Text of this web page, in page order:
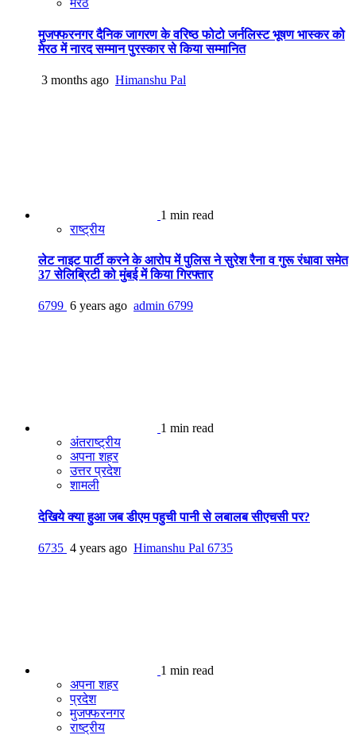
मेरठ
मुजफ्फरनगर दैनिक जागरण के वरिष्ठ फोटो जर्नलिस्ट भूषण भास्कर को
मेरठ में नारद सम्मान पुरस्कार से किया सम्मानित
3 months ago Himanshu Pal
1 min read
राष्ट्रीय
लेट नाइट पार्टी करने के आरोप में पुलिस ने सुरेश रैना व गुरू रंधावा समेत
37 सेलिब्रिटी को मुंबई में किया गिरफ्तार
6799 6 years ago admin 6799
1 min read
अंतराष्ट्रीय
अपना शहर
उत्तर प्रदेश
शामली
देखिये क्या हुआ जब डीएम पहुची पानी से लबालब सीएचसी पर?
6735 4 years ago Himanshu Pal 6735
1 min read
अपना शहर
प्रदेश
मुजफ्फरनगर
राष्ट्रीय